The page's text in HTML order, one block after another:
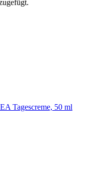
Tagescreme, 50 ml